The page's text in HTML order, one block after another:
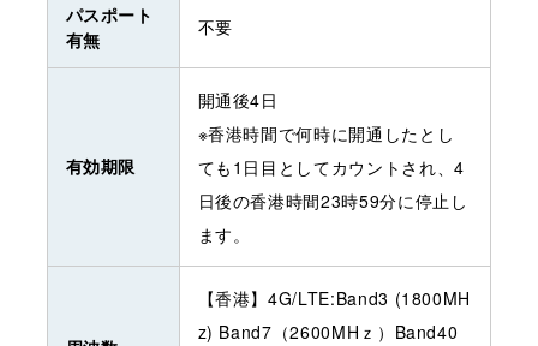
パスポート
有無
不要
有効期限
開通後4日
※香港時間で何時に開通したとし
ても1日目としてカウントされ、4
日後の香港時間23時59分に停止し
ます。
【香港】4G/LTE:Band3 (1800MH
z) Band7（2600MHｚ）Band40